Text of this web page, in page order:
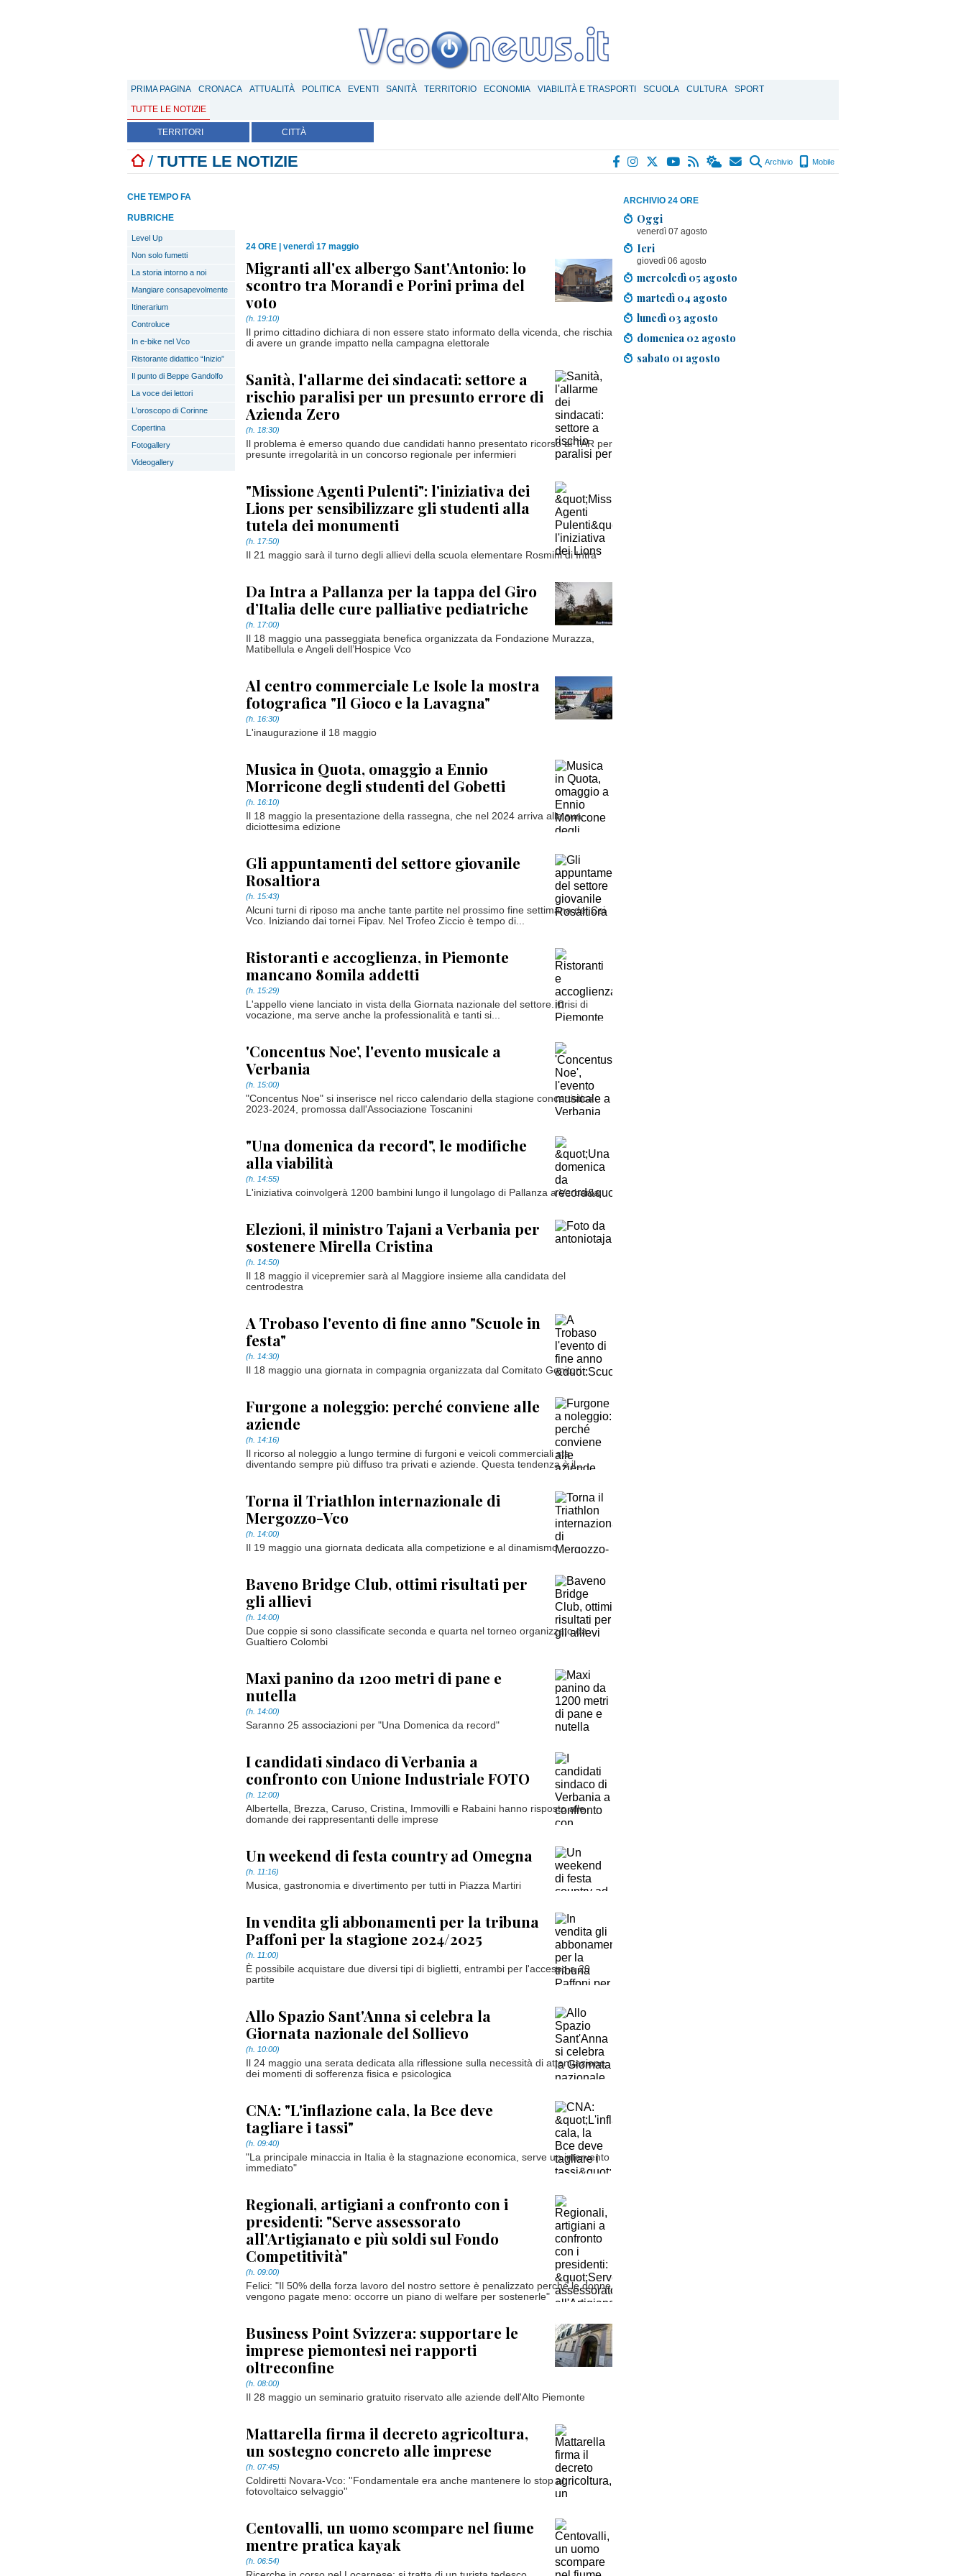
PRIMA PAGINA CRONACA ATTUALITÀ POLITICA EVENTI SANITÀ TERRITORIO ECONOMIA VIABILITÀ E TRASPORTI SCUOLA CULTURA
SPORT
TUTTE LE NOTIZIE
TERRITORI CITTÀ
/ TUTTE LE NOTIZIE Archivio Mobile
ARCHIVIO 24 ORE
Oggi
venerdì 07 agosto
Ieri
giovedì 06 agosto
mercoledì 05 agosto
martedì 04 agosto
lunedì 03 agosto
domenica 02 agosto
sabato 01 agosto
CHE TEMPO FA
RUBRICHE
Level Up
Non solo fumetti
La storia intorno a noi
Mangiare consapevolmente
Itinerarium
Controluce
In e-bike nel Vco
Ristorante didattico “Inizio”
Il punto di Beppe Gandolfo
La voce dei lettori
L'oroscopo di Corinne
Copertina
Fotogallery
Videogallery
24 ORE venerdì 17 maggio
Migranti all'ex albergo Sant'Antonio: lo
scontro tra Morandi e Porini prima del
voto
(h. 19:10)
Il primo cittadino dichiara di non essere stato informato della vicenda, che rischia
di avere un grande impatto nella campagna elettorale
Sanità, l'allarme dei sindacati: settore a
rischio paralisi per un presunto errore di
Azienda Zero
(h. 18:30)
Il problema è emerso quando due candidati hanno presentato ricorso al TAR per
presunte irregolarità in un concorso regionale per infermieri
"Missione Agenti Pulenti": l'iniziativa dei
Lions per sensibilizzare gli studenti alla
tutela dei monumenti
(h. 17:50)
Il 21 maggio sarà il turno degli allievi della scuola elementare Rosmini di Intra
Da Intra a Pallanza per la tappa del Giro
d’Italia delle cure palliative pediatriche
(h. 17:00)
Il 18 maggio una passeggiata benefica organizzata da Fondazione Murazza,
Matibellula e Angeli dell’Hospice Vco
Al centro commerciale Le Isole la mostra
fotografica "Il Gioco e la Lavagna"
(h. 16:30)
L'inaugurazione il 18 maggio
Musica in Quota, omaggio a Ennio
Morricone degli studenti del Gobetti
(h. 16:10)
Il 18 maggio la presentazione della rassegna, che nel 2024 arriva alla sua
diciottesima edizione
Gli appuntamenti del settore giovanile
Rosaltiora
(h. 15:43)
Alcuni turni di riposo ma anche tante partite nel prossimo fine settimana del Csi
Vco. Iniziando dai tornei Fipav. Nel Trofeo Ziccio è tempo di...
Ristoranti e accoglienza, in Piemonte
mancano 80mila addetti
(h. 15:29)
L'appello viene lanciato in vista della Giornata nazionale del settore. Crisi di
vocazione, ma serve anche la professionalità e tanti si...
'Concentus Noe', l'evento musicale a
Verbania
(h. 15:00)
"Concentus Noe" si inserisce nel ricco calendario della stagione concertistica
2023-2024, promossa dall'Associazione Toscanini
"Una domenica da record", le modifiche
alla viabilità
(h. 14:55)
L'iniziativa coinvolgerà 1200 bambini lungo il lungolago di Pallanza a Verbania
Elezioni, il ministro Tajani a Verbania per
sostenere Mirella Cristina
(h. 14:50)
Il 18 maggio il vicepremier sarà al Maggiore insieme alla candidata del
centrodestra
A Trobaso l'evento di fine anno "Scuole in
festa"
(h. 14:30)
Il 18 maggio una giornata in compagnia organizzata dal Comitato Genitori
Furgone a noleggio: perché conviene alle
aziende
(h. 14:16)
Il ricorso al noleggio a lungo termine di furgoni e veicoli commerciali sta
diventando sempre più diffuso tra privati e aziende. Questa tendenza è il...
Torna il Triathlon internazionale di
Mergozzo-Vco
(h. 14:00)
Il 19 maggio una giornata dedicata alla competizione e al dinamismo
Baveno Bridge Club, ottimi risultati per
gli allievi
(h. 14:00)
Due coppie si sono classificate seconda e quarta nel torneo organizzato da
Gualtiero Colombi
Maxi panino da 1200 metri di pane e
nutella
(h. 14:00)
Saranno 25 associazioni per "Una Domenica da record"
I candidati sindaco di Verbania a
confronto con Unione Industriale FOTO
(h. 12:00)
Albertella, Brezza, Caruso, Cristina, Immovilli e Rabaini hanno risposto alle
domande dei rappresentanti delle imprese
Un weekend di festa country ad Omegna
(h. 11:16)
Musica, gastronomia e divertimento per tutti in Piazza Martiri
In vendita gli abbonamenti per la tribuna
Paffoni per la stagione 2024/2025
(h. 11:00)
È possibile acquistare due diversi tipi di biglietti, entrambi per l'accesso a 20
partite
Allo Spazio Sant'Anna si celebra la
Giornata nazionale del Sollievo
(h. 10:00)
Il 24 maggio una serata dedicata alla riflessione sulla necessità di attenuazione
dei momenti di sofferenza fisica e psicologica
CNA: "L'inflazione cala, la Bce deve
tagliare i tassi"
(h. 09:40)
"La principale minaccia in Italia è la stagnazione economica, serve un intervento
immediato"
Regionali, artigiani a confronto con i
presidenti: "Serve assessorato
all'Artigianato e più soldi sul Fondo
Competitività"
(h. 09:00)
Felici: "Il 50% della forza lavoro del nostro settore è penalizzato perché le donne
vengono pagate meno: occorre un piano di welfare per sostenerle"
Business Point Svizzera: supportare le
imprese piemontesi nei rapporti
oltreconfine
(h. 08:00)
Il 28 maggio un seminario gratuito riservato alle aziende dell'Alto Piemonte
Mattarella firma il decreto agricoltura,
un sostegno concreto alle imprese
(h. 07:45)
Coldiretti Novara-Vco: ''Fondamentale era anche mantenere lo stop al
fotovoltaico selvaggio''
Centovalli, un uomo scompare nel fiume
mentre pratica kayak
(h. 06:54)